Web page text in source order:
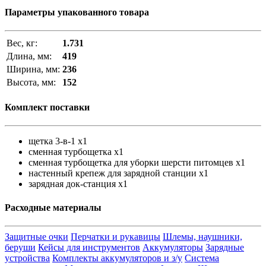
Параметры упакованного товара
Вес, кг:
1.731
Длина, мм:
419
Ширина, мм: 236
Высота, мм:
152
Комплект поставки
щетка 3-в-1 x1
сменная турбощетка x1
сменная турбощетка для уборки шерсти питомцев x1
настенный крепеж для зарядной станции x1
зарядная док-станция x1
Расходные материалы
Защитные очки Перчатки и рукавицы Шлемы, наушники,
беруши Кейсы для инструментов Аккумуляторы Зарядные
устройства Комплекты аккумуляторов и з/у Система